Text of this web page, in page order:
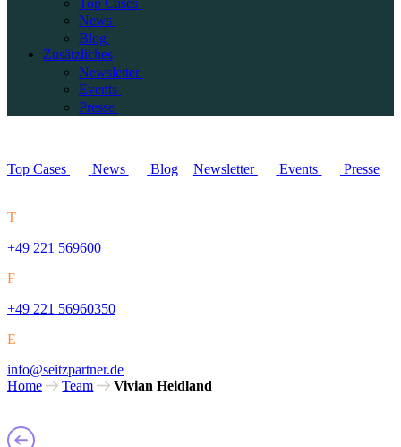
Top Cases
News
Blog
Zusätzliches
Newsletter
Events
Presse
Top Cases News Blog Newsletter Events Presse
T
+49 221 569600
F
+49 221 56960350
E
info@seitzpartner.de
Home
Team Vivian Heidland